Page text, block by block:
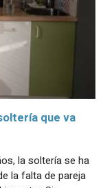
que va
la soltería se ha
la falta de pareja